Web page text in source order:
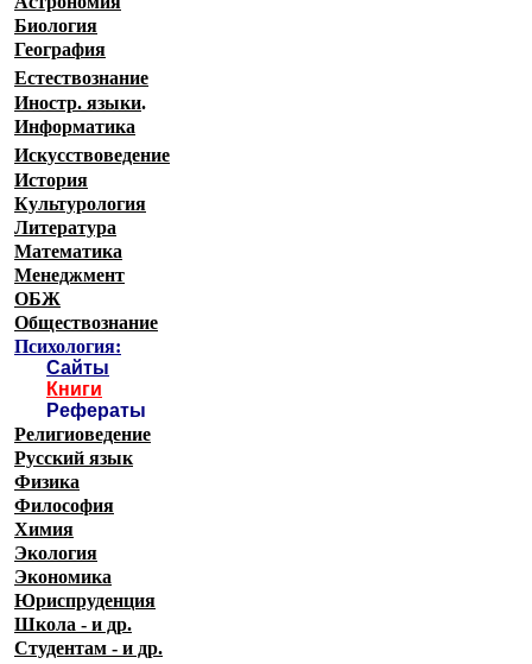
Биология
География
Естествознание
Иностр. языки.
Информатика
Искусствоведение
История
Культурология
Литература
Математика
Менеджмент
ОБЖ
Обществознание
Психология:
Сайты
Книги
Рефераты
Религиоведение
Русский язык
Физика
Философия
Химия
Экология
Экономика
Юриспруденция
Школа - и др.
Студентам - и др.